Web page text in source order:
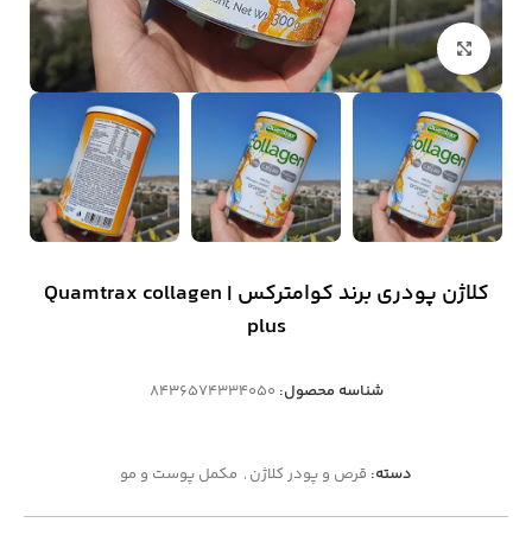
بزرگنمایی تصویر
کلاژن پودری برند کوامترکس | Quamtrax collagen
plus
شناسه محصول: 8436574334050
دسته: قرص و پودر کلاژن , مکمل پوست و مو